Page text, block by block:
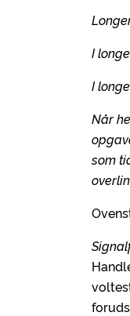
I
I
Når
som